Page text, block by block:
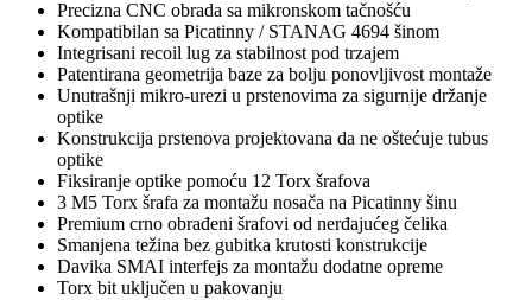
Precizna CNC obrada sa mikronskom tačnošću
Kompatibilan sa Picatinny / STANAG 4694 šinom
Integrisani recoil lug za stabilnost pod trzajem
Patentirana geometrija baze za bolju ponovljivost montaže
Unutrašnji mikro-urezi u prstenovima za sigurnije držanje
optike
Konstrukcija prstenova projektovana da ne oštećuje tubus
optike
Fiksiranje optike pomoću 12 Torx šrafova
3 M5 Torx šrafa za montažu nosača na Picatinny šinu
Premium crno obrađeni šrafovi od nerđajućeg čelika
Smanjena težina bez gubitka krutosti konstrukcije
Davika SMAI interfejs za montažu dodatne opreme
Torx bit uključen u pakovanju